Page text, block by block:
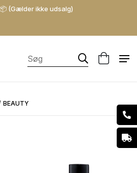
📦 (Gælder ikke udsalg)
BEAUTY